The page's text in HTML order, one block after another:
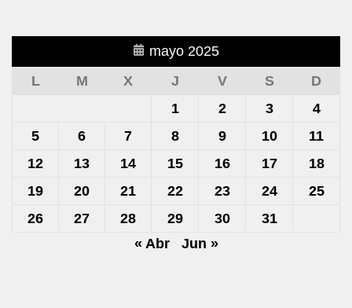
mayo 2025
L
M X J V S
D
1
2 3
4
5
6 7 8 9 10
11
12
13 14 15 16 17
18
19
20 21 22 23 24
25
26
27 28 29 30
31
« Abr
Jun »